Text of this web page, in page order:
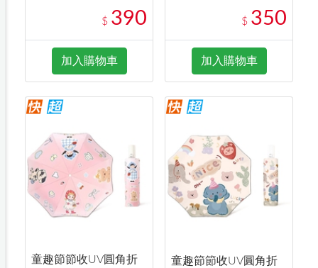
$ 390
加入購物車
$ 350
加入購物車
童趣節節收UV圓角折
童趣節節收UV圓角折